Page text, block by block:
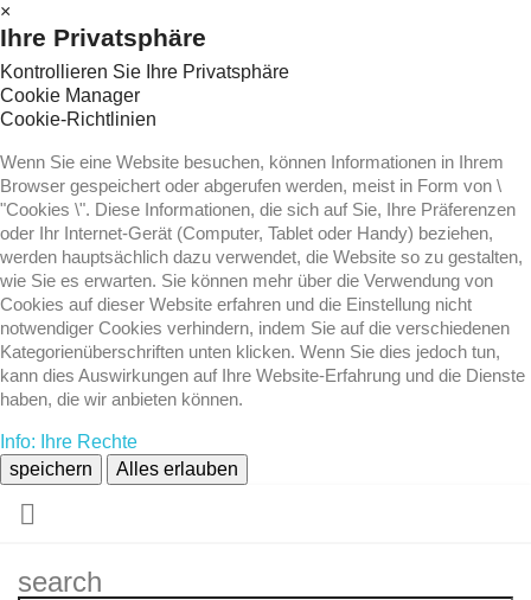
×
Ihre Privatsphäre
Kontrollieren Sie Ihre Privatsphäre
Cookie Manager
Cookie-Richtlinien
Wenn Sie eine Website besuchen, können Informationen in Ihrem
Browser gespeichert oder abgerufen werden, meist in Form von \
"Cookies \". Diese Informationen, die sich auf Sie, Ihre Präferenzen
oder Ihr Internet-Gerät (Computer, Tablet oder Handy) beziehen,
werden hauptsächlich dazu verwendet, die Website so zu gestalten,
wie Sie es erwarten. Sie können mehr über die Verwendung von
Cookies auf dieser Website erfahren und die Einstellung nicht
notwendiger Cookies verhindern, indem Sie auf die verschiedenen
Kategorienüberschriften unten klicken. Wenn Sie dies jedoch tun,
kann dies Auswirkungen auf Ihre Website-Erfahrung und die Dienste
haben, die wir anbieten können.
Info: Ihre Rechte
speichern
Alles erlauben

search